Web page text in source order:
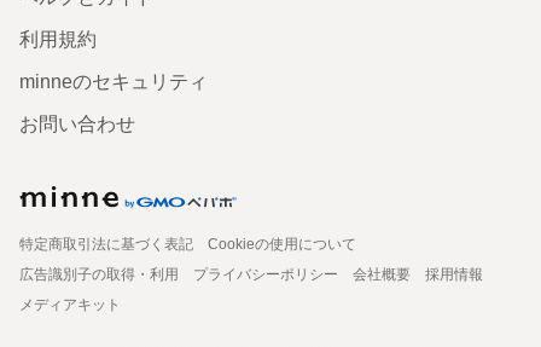
利用規約
minneのセキュリティ
お問い合わせ
特定商取引法に基づく表記
Cookieの使用について
広告識別子の取得・利用
プライバシーポリシー 会社概要
採用情報
メディアキット